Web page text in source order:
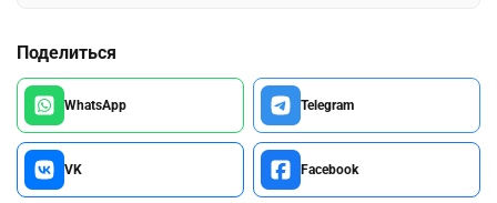
Поделиться
WhatsApp Telegram
VK Facebook